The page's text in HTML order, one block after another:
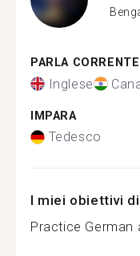
PARLA
Inglese
IMPARA
Tedesco
I miei obiettivi
Practice German